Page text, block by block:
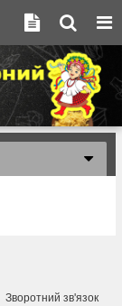
Зворотний зв'язок